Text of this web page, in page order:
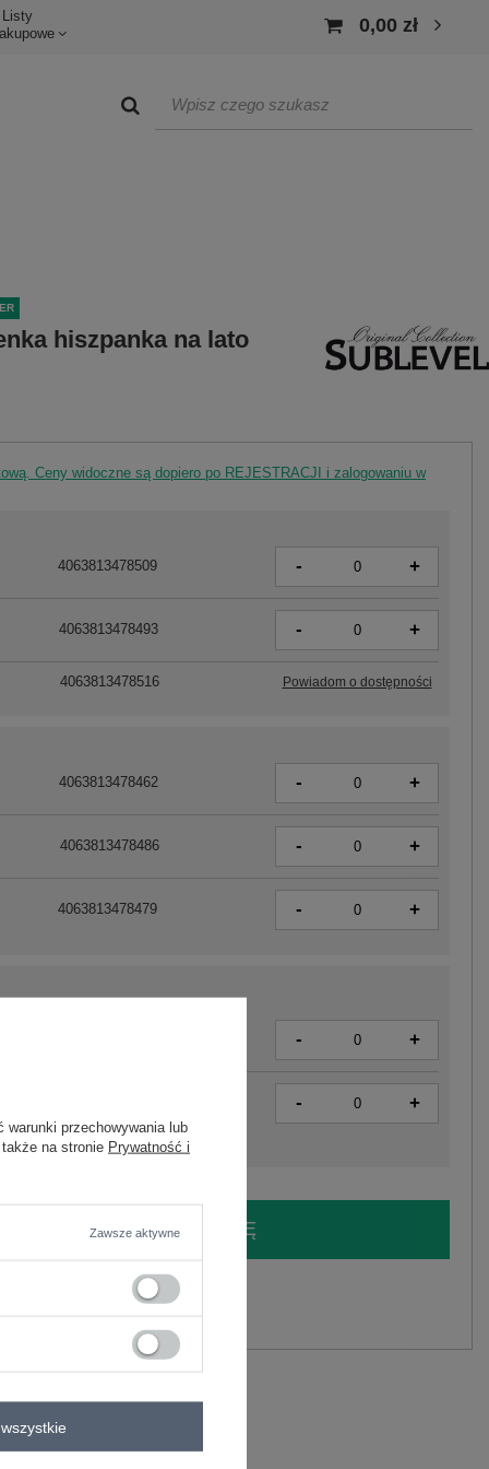
Listy
0,00 zł
hiszpanka na lato
Ceny widoczne są dopiero po REJESTRACJI i zalogowaniu w
4063813478462 - +
4063813478486 - +
4063813478479 - +
4063813478509 - +
4063813478493 - +
4063813478516 Powiadom o dostępności
- +
- +
SIĘ I ZOBACZ CENĘ
warunki przechowywania lub
na stronie Prywatność i
Zawsze aktywne